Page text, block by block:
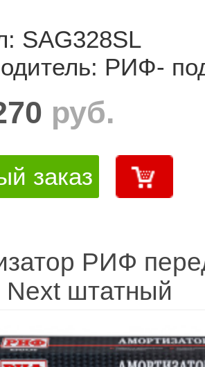
SAG328SL
РИФ-
руб.
заказ
РИФ
Next штатный